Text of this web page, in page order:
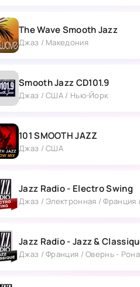
The Wave Smooth Jazz
Джаз / Македония
Smooth Jazz CD101.9
Джаз / США / Нью-Йорк
101 SMOOTH JAZZ
Джаз / США
Jazz Radio - Electro Swing
Джаз / Электронная /
Jazz Radio - Jazz &
Джаз / Франция / Овернь -